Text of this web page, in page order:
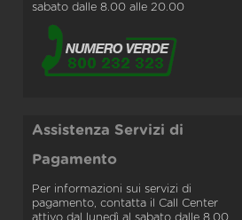
sabato dalle 8.00 alle 20.00
Assistenza Servizi di
Pagamento
Per informazioni sui servizi di
pagamento, contatta il Call Center